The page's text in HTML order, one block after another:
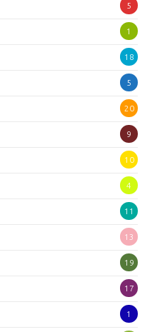
5
1
18
5
20
9
10
4
11
13
19
17
1